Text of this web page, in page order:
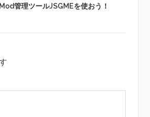
管理ツールJSGMEを使おう！